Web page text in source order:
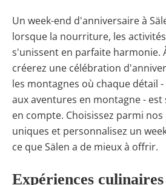
Un week-end d'anniversaire à
lorsque la nourriture, les
s'unissent en parfaite harmonie.
créerez une célébration
les montagnes où chaque détail
aux aventures en montagne -
en compte. Choisissez parmi
uniques et personnalisez un
ce que Sälen a de mieux à offrir.
Expériences